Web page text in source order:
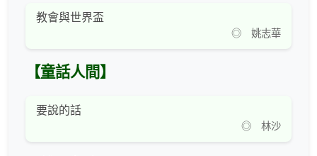
教會與世界盃
◎ 姚志華
【童話人間】
要說的話
◎ 林沙